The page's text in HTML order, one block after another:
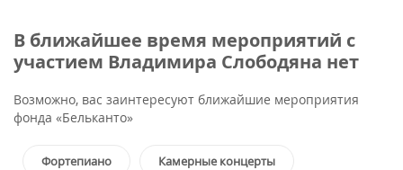
В ближайшее время мероприятий с
участием Владимира Слободяна нет
Возможно, вас заинтересуют ближайшие мероприятия
фонда «Бельканто»
Фортепиано Камерные концерты